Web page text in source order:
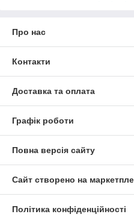
Про нас
Контакти
Доставка та оплата
Графік роботи
Повна версія сайту
Сайт створено на
Політика конфіденційності